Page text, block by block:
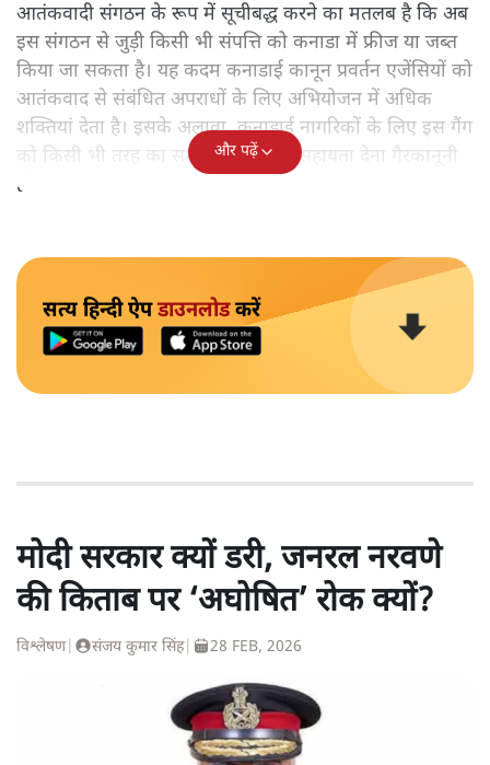
आतंकवादी संगठन के रूप में सूचीबद्ध करने का मतलब है कि अब
इस संगठन से जुड़ी किसी भी संपत्ति को कनाडा में फ्रीज या जब्त
किया जा सकता है। यह कदम कनाडाई कानून प्रवर्तन एजेंसियों को
आतंकवाद से संबंधित अपराधों के लिए अभियोजन में अधिक
शक्तियां देता है। इसके अलावा, कनाडाई नागरिकों के लिए इस गैंग
को किसी भी तरह का समर्थन या वित्तीय सहायता देना गैरकानूनी
होगा।
और पढ़ें
सत्य हिन्दी ऐपडाउनलोडकरें
मोदी सरकार क्यों डरी, जनरल नरवणे
की किताब पर ‘अघोषित’ रोक क्यों?
विश्लेषण| संजय कुमार सिंह| 28 FEB, 2026